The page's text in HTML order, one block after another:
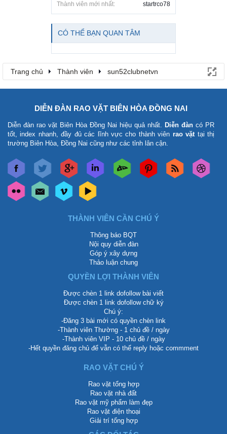
Thành viên mới nhất:
startrco78
CÓ THỂ BẠN QUAN TÂM
Trang chủ Thành viên sun52clubnetvn
DIỄN ĐÀN RAO VẶT BIÊN HÒA ĐỒNG NAI
Diễn đàn rao vặt Biên Hòa Đồng Nai hiệu quả nhất. Diễn đàn có PR
tốt, index nhanh, đầy đủ các lĩnh vực cho thành viên rao vặttại thị
trường Biên Hòa, Đồng Nai cũng như các tỉnh lân cận.
THÀNH VIÊN CẦN CHÚ Ý
Thông báo BQT
Nội quy diễn đàn
Góp ý xây dựng
Thảo luận chung
QUYỀN LỢI THÀNH VIÊN
Được chèn 1 link dofollow bài viết
Được chèn 1 link dofollow chữ ký
Chú ý:
-Đăng 3 bài mới có quyền chèn link
-Thành viên Thường - 1 chủ đề / ngày
-Thành viên VIP - 10 chủ đề / ngày
-Hết quyền đăng chủ để vẫn có thể reply hoặc commment
RAO VẶT CHÚ Ý
Rao vặt tổng hợp
Rao vặt nhà đất
Rao vặt mỹ phẩm làm đẹp
Rao vặt điện thoại
Giải trí tổng hợp